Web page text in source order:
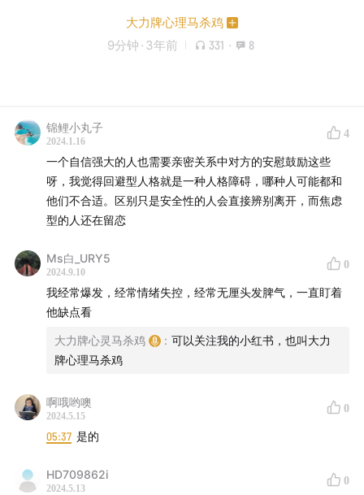
大力牌心理马杀鸡
9分钟 · 3年前 331 · 8
锦鲤小丸子
2024.1.16
4
一个自信强大的人也需要亲密关系中对方的安慰鼓励这些
呀，我觉得回避型人格就是一种人格障碍，哪种人可能都和
他们不合适。区别只是安全性的人会直接辨别离开，而焦虑
型的人还在留恋
Ms白_URY5
2024.9.10
0
我经常爆发，经常情绪失控，经常无厘头发脾气，一直盯着
他缺点看
大力牌心灵马杀鸡 : 可以关注我的小红书，也叫大力
牌心理马杀鸡
啊哦哟噢
2024.5.15
0
05:37 是的
HD709862i
2024.5.13
0